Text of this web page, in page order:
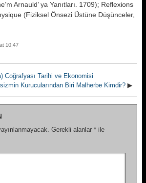
Arnauld’ ya Yanıtları. 1709); Reflexions
(Fiziksel Önse­zi Üstüne Düşünceler,
10:47
Coğrafyası Tarihi ve Ekonomisi
Kurucularından Biri Malherbe Kimdir? ▶
Gerekli alanlar * ile